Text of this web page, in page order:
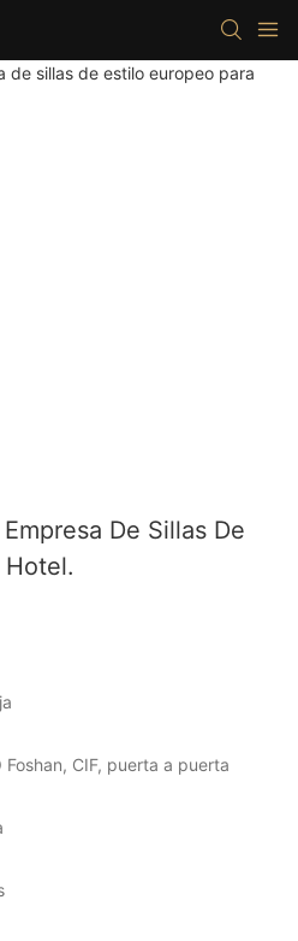
De Sillas De
Hotel.
Foshan, CIF, puerta a puerta